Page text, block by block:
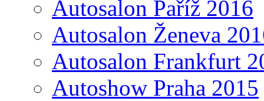
Autosalon Paříž 2016
Autosalon Ženeva
Autosalon Frankfurt
Autoshow Praha 2015